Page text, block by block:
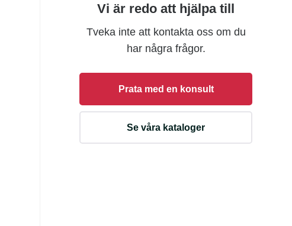
Vi är redo att hjälpa till
Tveka inte att kontakta oss om du
har några frågor.
Prata med en konsult
Se våra kataloger